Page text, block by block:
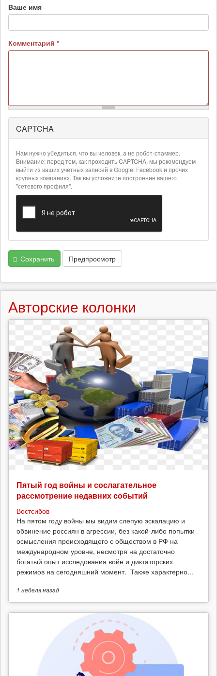
Ваше имя
Комментарий *
Более
подробная
информация
текстовых
форматах
CAPTCHA
Нам нужно убедиться, что вы человек, а не робот-спаммер.
Внимание: перед тем, как проходить CAPTCHA, мы рекомендуем
выйти из ваших учетных записей в Google, Facebook и прочих
крупных компаниях. Так вы усложните построение вашего
"сетевого профиля".
Сохранить Предпросмотр
Авторские колонки
Пятый год войны и сослагательное
рассмотрение недавних событий
Востсибов
На пятом году войны мы видим слепую эскалацию и
обвинение россиян в агрессии, без какой-либо попытки
осмысления происходящего с обществом в РФ на
международном уровне, несмотря на достаточно
богатый опыт исследования войн и диктаторских
режимов на сегодняшний момент. Также характерно...
1 неделяназад